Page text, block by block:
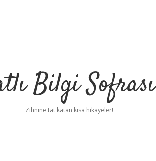
Bilgi Sofrası
Zihnine tat katan kısa hikayeler!